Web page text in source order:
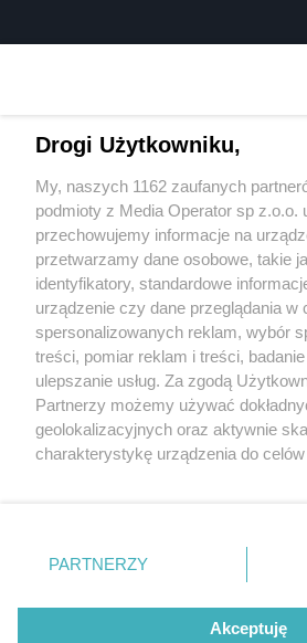
6 / 0
Wydawca mediów lokalnych
Nie zapomnij
zapoznać się z:
polityką prywatności
Twojemiasto
Piekary Śląskie
Chorzów
Tarnowskie Góry
Gliwice
Kontakt
Drogi Użytkowniku,
My, naszych 1162 zaufanych
podmioty z Media Operator sp z.o.o.
przechowujemy informacje na
przetwarzamy dane osobowe, takie
identyfikatory, standardowe
urządzenie czy dane przeglądania w
spersonalizowanych reklam, wybór
treści, pomiar reklam i treści,
ulepszanie usług. Za zgodą
Partnerzy możemy używać
geolokalizacyjnych oraz aktywnie
charakterystykę urządzenia do
zmienić/wycofać klikając przycisk
znajdujący się w lewym dolnym rogu
rodzaje przetwarzania danych nie
użytkownika, ale masz prawo
PARTNERZY
Akceptuję